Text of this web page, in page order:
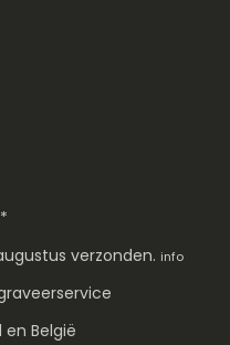
verzonden. info
België